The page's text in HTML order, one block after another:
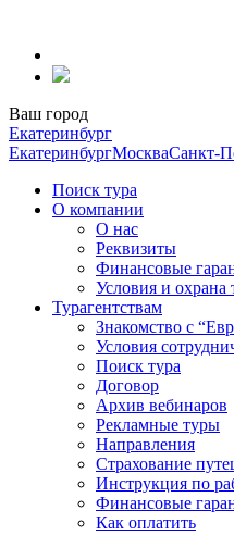
содержанию
Ваш город
Екатеринбург
ЕкатеринбургМоскваСанкт-
Поиск тура
О компании
О нас
Реквизиты
Финансовые
Условия и охрана
Турагентствам
Знакомство с
Условия
Поиск тура
Договор
Архив вебинаров
Рекламные туры
Направления
Страхование
Инструкция по
Финансовые
Как оплатить